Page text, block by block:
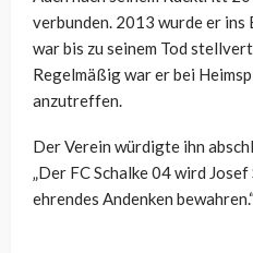
verbunden. 2013 wurde er ins
war bis zu seinem Tod
Regelmäßig war er bei
anzutreffen.
Der Verein würdigte ihn
„Der FC Schalke 04 wird
ehrendes Andenken